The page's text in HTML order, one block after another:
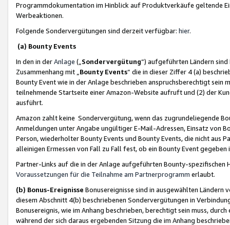
Programmdokumentation im Hinblick auf Produktverkäufe geltende
Werbeaktionen.
Folgende Sondervergütungen sind derzeit verfügbar: hier.
(a) Bounty Events
In den in derAnlage („ Sondervergütung“) aufgeführten Ländern
Zusammenhang mit „ Bounty Events“ die in dieser Ziffer 4 (a)
Bounty Event wie in der Anlage beschrieben anspruchsberechtigt sein
teilnehmende Startseite einer Amazon-Website aufruft und (2) der
ausführt.
Amazon zahlt keine Sondervergütung, wenn das zugrundeliegende
Anmeldungen unter Angabe ungültiger E-Mail-Adressen, Einsatz von
Person, wiederholter Bounty Events und Bounty Events, die nicht
alleinigen Ermessen von Fall zu Fall fest, ob ein Bounty Event
Partner-Links auf die in der Anlage aufgeführten Bounty-spezifischen
Voraussetzungen für die Teilnahme am Partnerprogramm erlaubt.
(b) Bonus-Ereignisse Bonusereignisse sind in ausgewählten Ländern
diesem Abschnitt 4(b) beschriebenen Sondervergütungen in
Bonusereignis, wie im Anhang beschrieben, berechtigt sein muss,
während der sich daraus ergebenden Sitzung die im Anhang